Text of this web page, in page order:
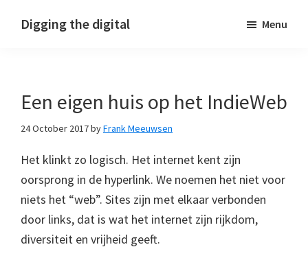
Digging the digital Menu
Een eigen huis op het IndieWeb
24 October 2017byFrank Meeuwsen
Het klinkt zo logisch. Het internet kent zijn
oorsprong in de hyperlink. We noemen het niet voor
niets het “web”. Sites zijn met elkaar verbonden
door links, dat is wat het internet zijn rijkdom,
diversiteit en vrijheid geeft.